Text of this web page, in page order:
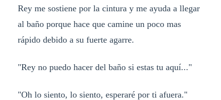
Rey me sostiene por la cintura y me ayuda a llegar
al baño porque hace que camine un poco mas
rápido debido a su fuerte agarre.
"Rey no puedo hacer del baño si estas tu aquí..."
"Oh lo siento, lo siento, esperaré por ti afuera."